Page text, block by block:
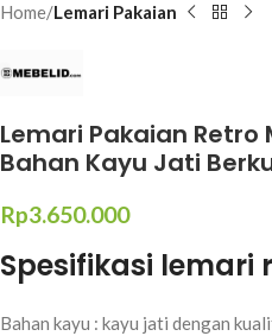
Home Lemari Pakaian
Lemari Pakaian Retro
Bahan Kayu Jati
Rp3.650.000
Spesifikasi lemari
Bahan kayu : kayu jati dengan